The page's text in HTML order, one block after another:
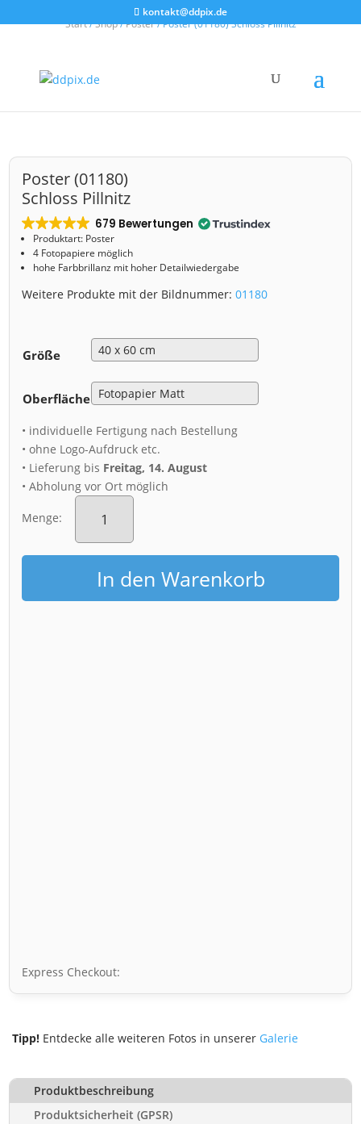
kontakt@ddpix.de
Start/Shop/Poster/ Poster (01180) Schloss Pillnitz
Poster (01180)
Schloss Pillnitz
679 Bewertungen
Produktart: Poster
4 Fotopapiere möglich
hohe Farbbrillanz mit hoher Detailwiedergabe
Weitere Produkte mit der Bildnummer:01180
Größe
Oberfläche
• individuelle Fertigung nach Bestellung
• ohne Logo-Aufdruck etc.
• Lieferung bis Freitag, 14. August
• Abholung vor Ort möglich
Menge:
Poster
(01180)
Pillnitz
Menge
In den Warenkorb
Express Checkout:
Tipp! Entdecke alle weiteren Fotos in unserer Galerie
Produktbeschreibung
Produktsicherheit (GPSR)